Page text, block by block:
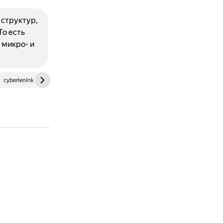
cyberleninka.ru
есть
микро- и